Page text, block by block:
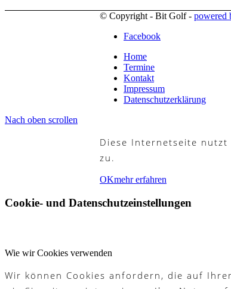
Mannschaften
© Copyright - Bit Golf - powered
Facebook
Home
Termine
Kontakt
Impressum
Datenschutzerklärung
Nach oben scrollen
Diese Internetseite nutzt
zu.
OKmehr erfahren
Cookie- und Datenschutzeinstellungen
Wie wir Cookies verwenden
Wir können Cookies anfordern, die auf